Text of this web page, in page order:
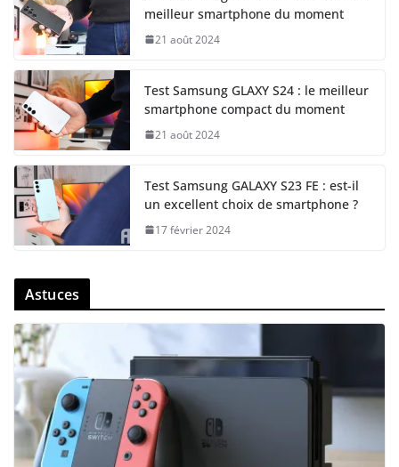
meilleur smartphone du moment
21 août 2024
Test Samsung GLAXY S24 : le meilleur
smartphone compact du moment
21 août 2024
Test Samsung GALAXY S23 FE : est-il
un excellent choix de smartphone ?
17 février 2024
Astuces